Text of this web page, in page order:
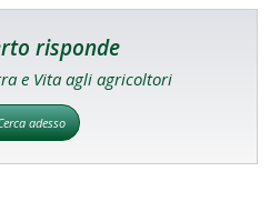
risponde
e Vita agli agricoltori
adesso